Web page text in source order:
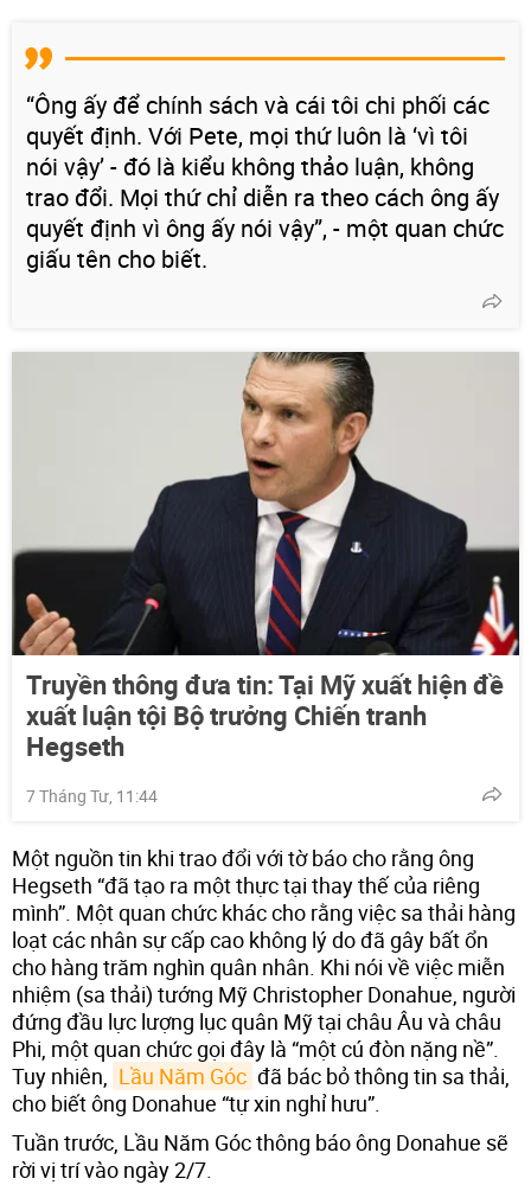
“Ông ấy để chính sách và cái tôi chi phối các
quyết định. Với Pete, mọi thứ luôn là ‘vì tôi
nói vậy’ - đó là kiểu không thảo luận, không
trao đổi. Mọi thứ chỉ diễn ra theo cách ông ấy
quyết định vì ông ấy nói vậy”, - một quan chức
giấu tên cho biết.
Truyền thông đưa tin: Tại Mỹ xuất hiện đề
xuất luận tội Bộ trưởng Chiến tranh
Hegseth
7 Tháng Tư, 11:44
Một nguồn tin khi trao đổi với tờ báo cho rằng ông
Hegseth “đã tạo ra một thực tại thay thế của riêng
mình”. Một quan chức khác cho rằng việc sa thải hàng
loạt các nhân sự cấp cao không lý do đã gây bất ổn
cho hàng trăm nghìn quân nhân. Khi nói về việc miễn
nhiệm (sa thải) tướng Mỹ Christopher Donahue, người
đứng đầu lực lượng lục quân Mỹ tại châu Âu và châu
Phi, một quan chức gọi đây là “một cú đòn nặng nề”.
Tuy nhiên,
Lầu Năm Góc đã bác bỏ thông tin sa thải,
cho biết ông Donahue “tự xin nghỉ hưu”.
Tuần trước, Lầu Năm Góc thông báo ông Donahue sẽ
rời vị trí vào ngày 2/7.